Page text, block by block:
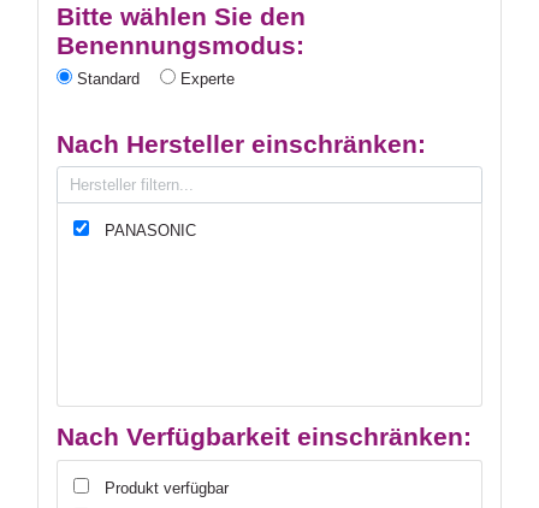
Bitte wählen Sie den
Benennungsmodus:
Standard Experte
Nach Hersteller einschränken:
PANASONIC
Nach Verfügbarkeit einschränken:
Produkt verfügbar